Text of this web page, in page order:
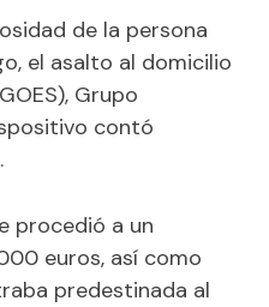
de la persona
el asalto al domicilio
Grupo
contó
procedió a un
euros, así como
predestinada al